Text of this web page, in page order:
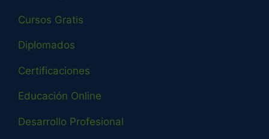
Cursos Gratis
Diplomados
Certificaciones
Educación Online
Desarrollo Profesional